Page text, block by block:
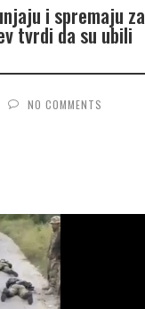
i spremaju za
tvrdi da su ubili
NO COMMENTS